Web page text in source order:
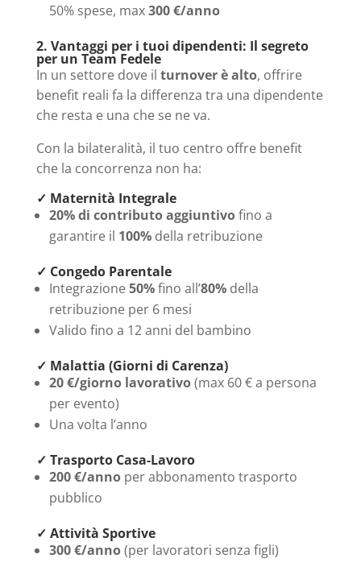
50% spese, max300 €/anno
2. Vantaggi per i tuoi dipendenti: Il segreto
per un Team Fedele
In un settore dove il turnover è alto, offrire
benefit reali fa la differenza tra una dipendente
che resta e una che se ne va.
Con la bilateralità, il tuo centro offre benefit
che la concorrenza non ha:
✓ Maternità Integrale
20% di contributo aggiuntivofino a
garantire il 100%della retribuzione
✓ Congedo Parentale
Integrazione50%fino all’80%della
retribuzione per 6 mesi
Valido fino a 12 anni del bambino
✓ Malattia (Giorni di Carenza)
20 €/giorno lavorativo(max 60 € a persona
per evento)
Una volta l’anno
✓ Trasporto Casa-Lavoro
200 €/annoper abbonamento trasporto
pubblico
✓ Attività Sportive
300 €/anno(per lavoratori senza figli)